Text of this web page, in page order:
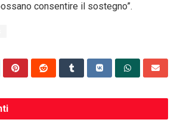
consentire il sostegno”.